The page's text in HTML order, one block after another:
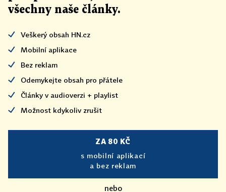
všechny naše články.
Veškerý obsah HN.cz
Mobilní aplikace
Bez reklam
Odemykejte obsah pro přátele
Články v audioverzi + playlist
Možnost kdykoliv zrušit
ZA 80 KČ
s mobilní aplikací
a bez reklam
nebo